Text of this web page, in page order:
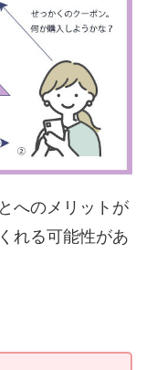
へのメリットが
れる可能性があ